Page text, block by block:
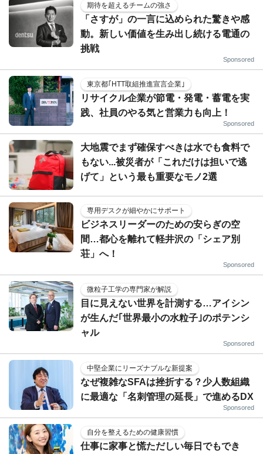
期待を超えるチームの強さ
「さすが」の一言に込められた驚きや感
動。新しい価値を生み出し続ける電通の
挑戦
Sponsored
東京都｢HTT取組推進宣言企業｣
リサイクル企業が節電・発電・蓄電を実
践、社員のやる気と営業力も向上！
Sponsored
大地震でまず確保すべきは水でも食料で
もない...被災者が「これだけは担いで逃
げて」という最も重要なモノ2選
専用デスクが細やかにサポート
ビジネスリーダーのための安らぎの空
間…都心を離れて軽井沢の「シェア別
荘」へ！
Sponsored
微粒子工学の専門家が解説
目に見えない世界を計測する…アイシン
が生んだ｢世界最小の水粒子｣のポテンシ
ャル
Sponsored
中堅企業にリーズナブルな新提案
なぜ複雑なSFAは挫折する？少人数組織
に最適な「名刺管理の延長」で進めるDX
Sponsored
自分を整えるための健康習慣
仕事に家事と慌ただしい毎日でもでき